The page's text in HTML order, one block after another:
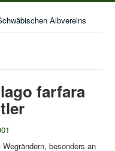
farfara
besonders an